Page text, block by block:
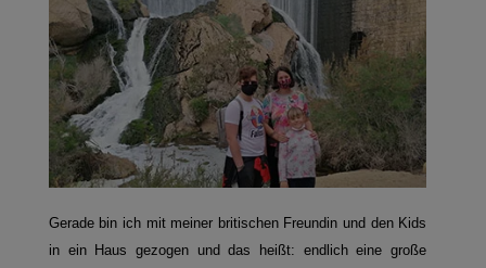
Gerade bin ich mit meiner britischen Freundin und den Kids
in ein Haus gezogen und das heißt: endlich eine große